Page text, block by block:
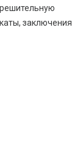
заключения